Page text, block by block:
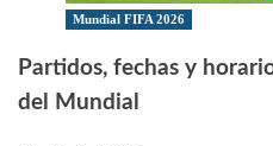
abre
Cuartos
de
Mundial FIFA 2026
Partidos, fechas y
del Mundial